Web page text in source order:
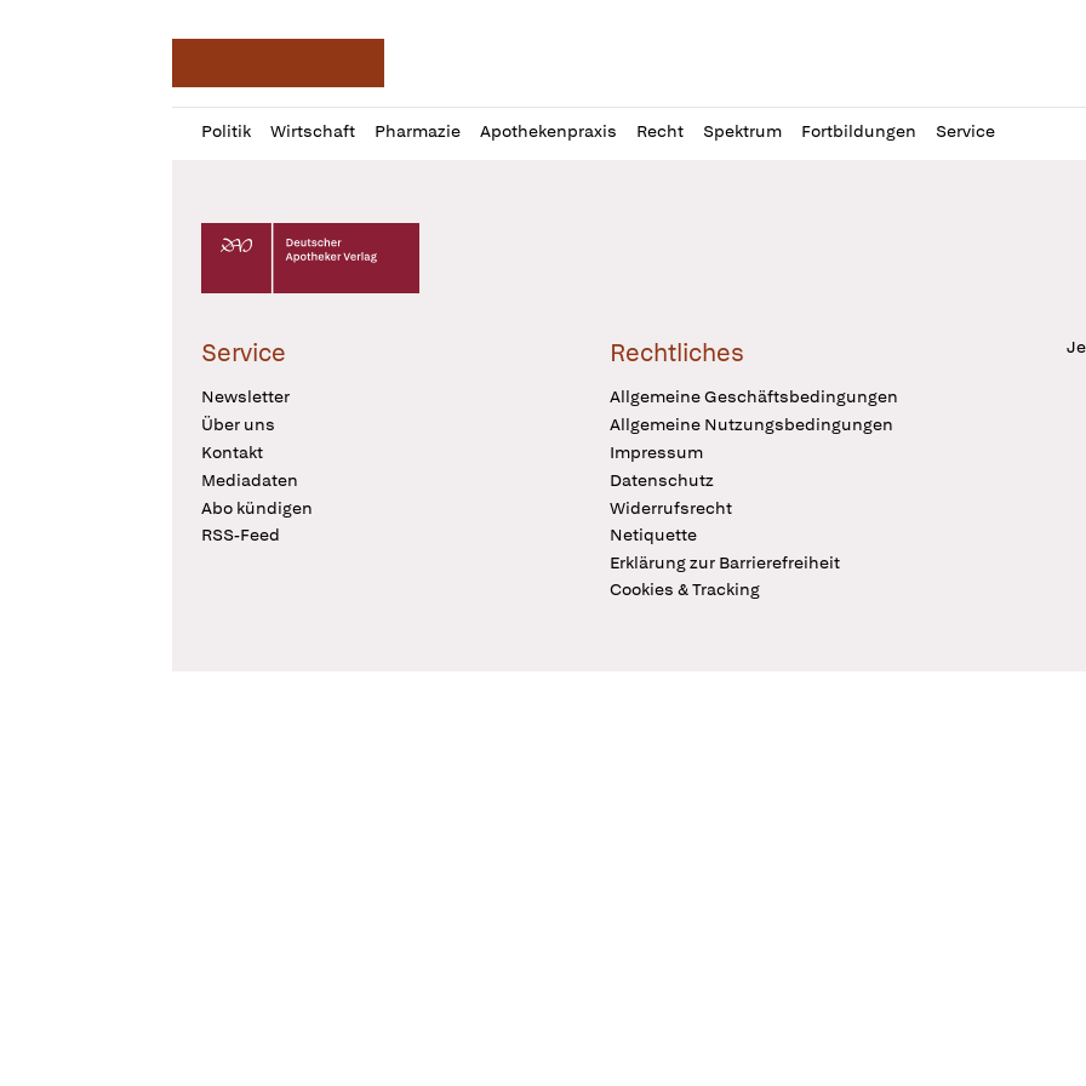
Politik Wirtschaft Pharmazie Apothekenpraxis Recht Spektrum Fortbildungen Service
Profil
öffnen
Daz
Pur
Deutscher Apotheker Verlag Logo
Service
Newsletter
Über uns
Kontakt
Mediadaten
Abo kündigen
RSS-Feed
Rechtliches
Allgemeine Geschäftsbedingungen
Allgemeine Nutzungsbedingungen
Impressum
Datenschutz
Widerrufsrecht
Netiquette
Erklärung zur Barrierefreiheit
Cookies & Tracking